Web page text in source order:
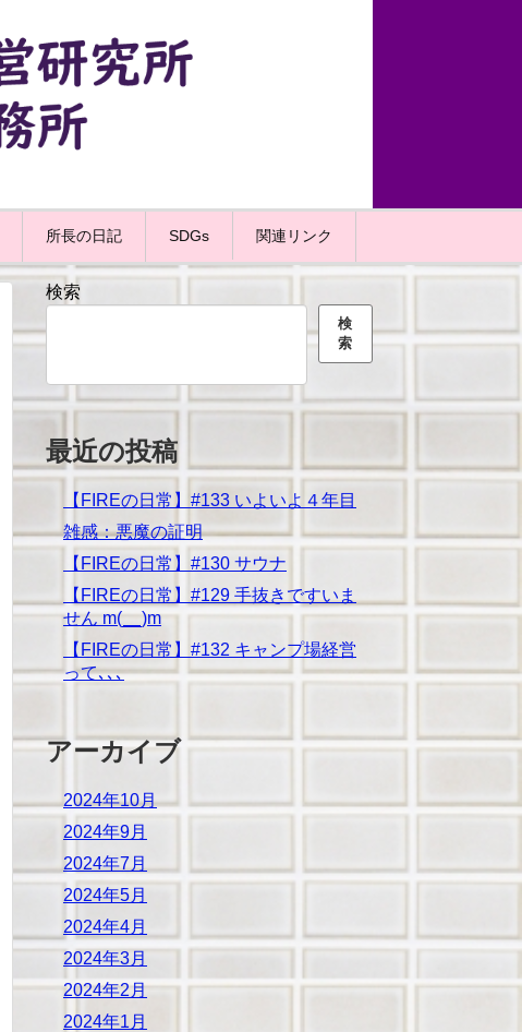
所長の日記 SDGs 関連リンク
検索
検
索
最近の投稿
【FIREの日常】#133 いよいよ４年目
雑感：悪魔の証明
【FIREの日常】#130 サウナ
【FIREの日常】#129 手抜きですいま
せん m(__)m
【FIREの日常】#132 キャンプ場経営
って､､､
アーカイブ
2024年10月
2024年9月
2024年7月
2024年5月
2024年4月
2024年3月
2024年2月
2024年1月